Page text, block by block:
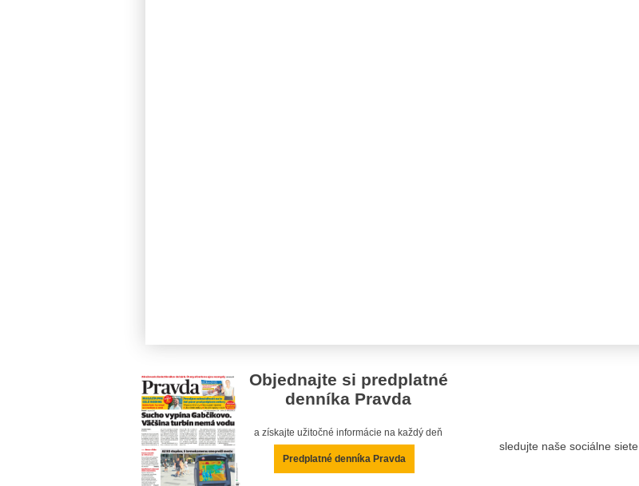
Objednajte si predplatné
denníka Pravda
a získajte užitočné informácie na každý deň
Predplatné denníka Pravda
sledujte naše sociálne siete